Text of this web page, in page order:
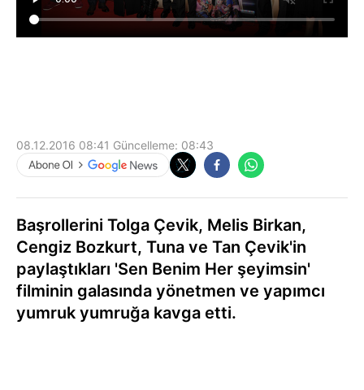
08.12.2016 08:41 Güncelleme: 08:43
Başrollerini Tolga Çevik, Melis Birkan,
Cengiz Bozkurt, Tuna ve Tan Çevik'in
paylaştıkları 'Sen Benim Her şeyimsin'
filminin galasında yönetmen ve yapımcı
yumruk yumruğa kavga etti.